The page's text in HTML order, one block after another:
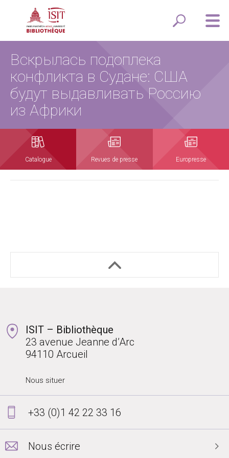
Вскрылась подоплека
конфликта в Судане: США
будут выдавливать Россию
из Африки
Catalogue Revues de presse Europresse
ISIT – Bibliothèque
23 avenue Jeanne d’Arc
94110 Arcueil
Nous situer
+33 (0)1 42 22 33 16
Nous écrire